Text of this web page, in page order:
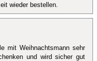
wieder bestellen.
mit Weihnachtsmann sehr
und wird sicher gut